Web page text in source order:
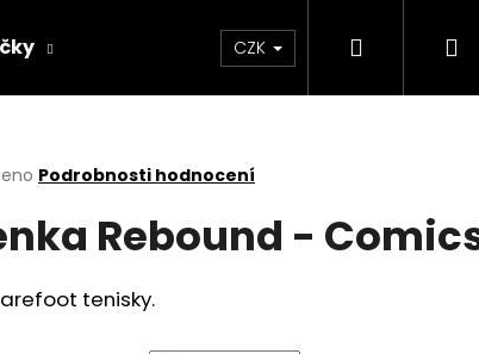
CZK Hledat
Podrobnosti hodnocení
Rebound -
tenisky.